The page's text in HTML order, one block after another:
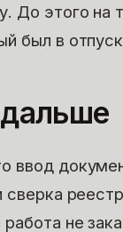
До этого на
был в
ввод
сверка
работа не